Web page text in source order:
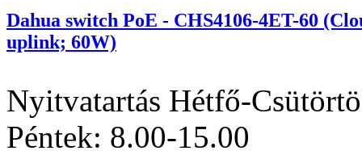
Dahua switch PoE - CHS4106-4ET-60
uplink; 60W)
Nyitvatartás Hétfő-
Péntek: 8.00-15.00